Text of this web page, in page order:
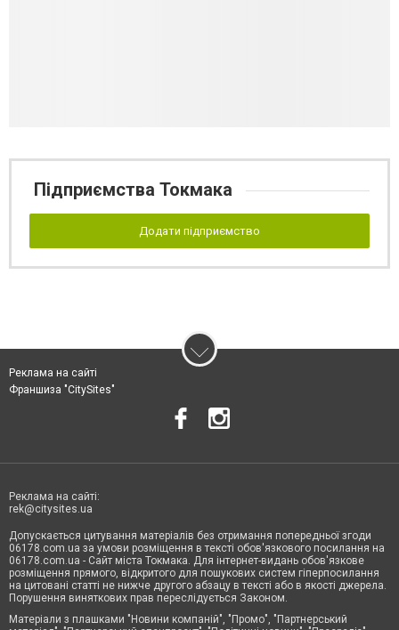
Підприємства Токмака
Додати підприємство
Реклама на сайті
Франшиза "CitySites"
Реклама на сайті:
rek@citysites.ua
Допускається цитування матеріалів без отримання попередньої згоди
06178.com.ua за умови розміщення в тексті обов'язкового посилання на
06178.com.ua - Сайт міста Токмака. Для інтернет-видань обов'язкове
розміщення прямого, відкритого для пошукових систем гіперпосилання
на цитовані статті не нижче другого абзацу в тексті або в якості джерела.
Порушення виняткових прав переслідується Законом.
Матеріали з плашками "Новини компаній", "Промо", "Партнерський